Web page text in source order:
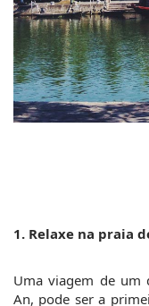
1. Relaxe na praia
Uma viagem de um
An, pode ser a